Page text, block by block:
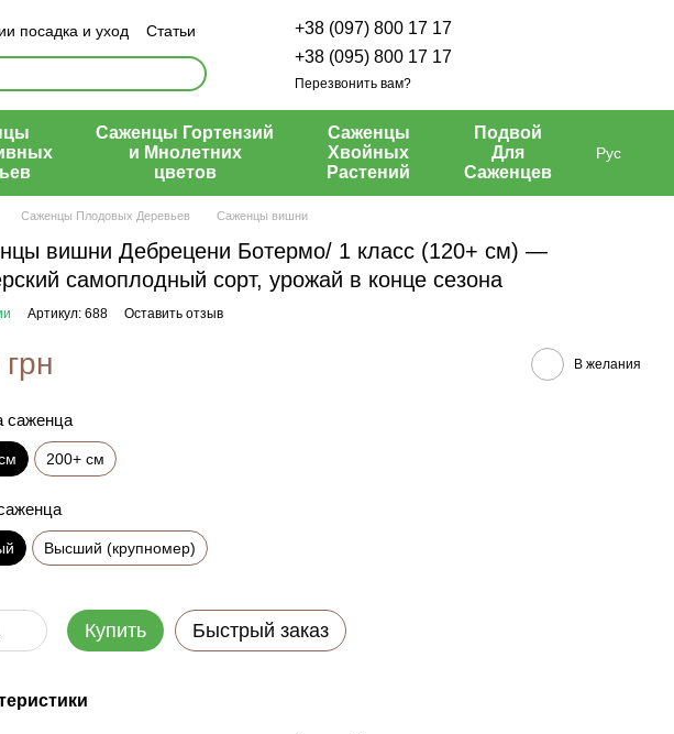
посадка и уход
Статьи
+38 (097) 800 17 17
+38 (095) 800 17 17
Перезвонить вам?
Саженцы Гортензий
и Мнолетних
цветов
Саженцы
Хвойных
Растений
Подвой
Для
Саженцев
Рус
Саженцы Плодовых Деревьев Саженцы вишни
вишни Дебрецени Ботермо/ 1 класс (120+ см) —
самоплодный сорт, урожай в конце сезона
Артикул: 688 Оставить отзыв
В желания
саженца
200+ см
Высший (крупномер)
Купить Быстрый заказ